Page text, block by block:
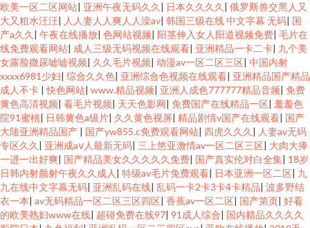
欧美一区二区网站| 亚洲午夜无码久久 | 日本久久久久 | 俄罗斯兽交黑人又
大又粗水汪汪| 人人妻人人爽人人澡av| 韩国三级在线 中文字幕 无码| 国
产a久久 | 午夜在线播放| 色网站视频| 阳茎伸入女人阳道视频免费| 毛片在
线免费观看网站| 成人三级无码视频在线观看| 亚洲精品一卡二卡| 九个美
女露脸撒尿嘘嘘视频| 久久毛片视频| 动漫av一区二区三区| 中国内射
xxxx6981少妇| 综合久久色| 亚洲综合色视频在线观看| 亚洲精品国产精品
成人不卡 |快色网站| www.精品视频| 亚洲人成色777777精品音频| 免费
黄色高清视频| 看毛片视频| 天天色影网| 免费国产在线精品一区| 羞羞色
院91蜜桃| 日韩黄色a级片| 久久黄色视屏| 精品剧情v国产在线观看| 国产
大陆亚洲精品国产 | 国产yw855.c免费观看网站| 四虎久久久 | 人妻av无码
专区久久 | 亚洲成aⅴ人最新无码| 三上悠亚激情av一区二区三区| 大肉大捧
一进一出好爽| 国产精品美女久久久久久免费| 国产真实伦对白全集| 18岁
日韩内射颜射午夜久久成人 | 特级av毛片免费观看| 日本亚洲一区二区| 九
九在线中文字幕无码| 亚洲乱码在线| 乱码一卡2卡3卡4卡精品| 波多野结
衣一本| av无码精品一区二区三区四区| 香蕉av一区二区| 国产第页| 好看
的欧美熟妇www在线| 超碰免费在线97| 91成人综合| 国内精品久久久久